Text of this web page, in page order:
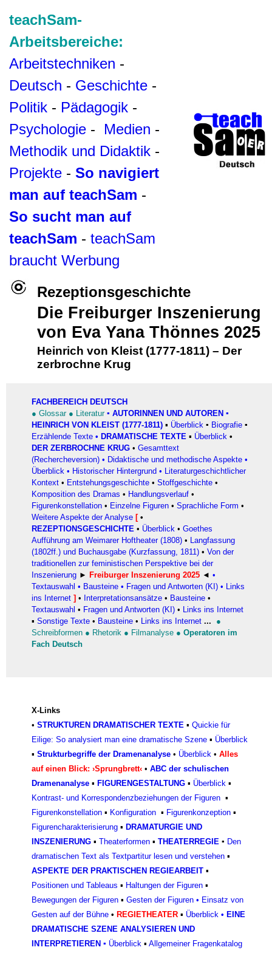
teachSam-
Arbeitsbereiche:
Arbeitstechniken -
Deutsch - Geschichte -
Politik - Pädagogik -
Psychologie - Medien -
Methodik und Didaktik -
Projekte - So navigiert
man auf teachSam -
So sucht man auf
teachSam - teachSam
braucht Werbung
Rezeptionsgeschichte
Die Freiburger Inszenierung
von Eva Yana Thönnes 2025
Heinrich von Kleist (1777-1811) – Der
zerbrochne Krug
FACHBEREICH DEUTSCH
● Glossar ● Literatur ▪ AUTORINNEN UND AUTOREN ▪
HEINRICH VON KLEIST (1777-1811) ▪ Überblick ▪ Biografie ▪
Erzählende Texte • DRAMATISCHE TEXTE ▪ Überblick •
DER ZERBROCHNE KRUG • Gesamttext
(Rechercheversion) • Didaktische und methodische Aspekte •
Überblick • Historischer Hintergrund • Literaturgeschichtlicher
Kontext • Entstehungsgeschichte • Stoffgeschichte •
Komposition des Dramas • Handlungsverlauf •
Figurenkonstellation • Einzelne Figuren • Sprachliche Form •
Weitere Aspekte der Analyse [ •
REZEPTIONSGESCHICHTE • Überblick • Goethes
Aufführung am Weimarer Hoftheater (1808) • Langfassung
(1802ff.) und Buchausgabe (Kurzfassung, 1811) • Von der
traditionellen zur feministischen Perspektive bei der
Inszenierung ► Freiburger Inszenierung 2025 ◄ •
Textauswahl • Bausteine • Fragen und Antworten (KI) • Links
ins Internet ] • Interpretationsansätze • Bausteine •
Textauswahl • Fragen und Antworten (KI) • Links ins Internet
▪ Sonstige Texte • Bausteine • Links ins Internet ...
●
Schreibformen ● Rhetorik ● Filmanalyse ● Operatoren im
Fach Deutsch
X-Links
• STRUKTUREN DRAMATISCHER TEXTE ▪ Quickie für
Eilige: So analysiert man eine dramatische Szene ▪ Überblick
▪ Strukturbegriffe der Dramenanalyse • Überblick • Alles
auf einen Blick: ›Sprungbrett‹ • ABC der schulischen
Dramenanalyse ▪ FIGURENGESTALTUNG ▪ Überblick ▪
Kontrast- und Korrespondenzbeziehungen der Figuren ▪
Figurenkonstellation ▪ Konfiguration ▪ Figurenkonzeption ▪
Figurencharakterisierung ▪ DRAMATURGIE UND
INSZENIERUNG ▪ Theaterformen ▪ THEATERREGIE ▪ Den
dramatischen Text als Textpartitur lesen und verstehen ▪
ASPEKTE DER PRAKTISCHEN REGIEARBEIT ▪
Positionen und Tableaus ▪ Haltungen der Figuren ▪
Bewegungen der Figuren ▪ Gesten der Figuren • Einsatz von
Gesten auf der Bühne • REGIETHEATER ▪ Überblick • EINE
DRAMATISCHE SZENE ANALYSIEREN UND
INTERPRETIEREN ▪ Überblick ▪ Allgemeiner Fragenkatalog